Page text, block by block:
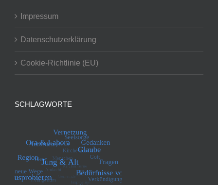
Impressum
Datenschutzerklärung
Cookie-Richtlinie (EU)
SCHLAGWORTE